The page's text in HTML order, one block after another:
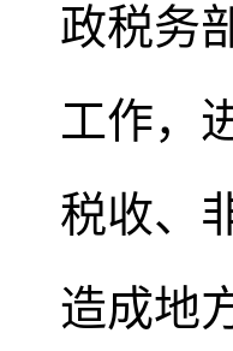
政税务
工作，
税收、
造成地